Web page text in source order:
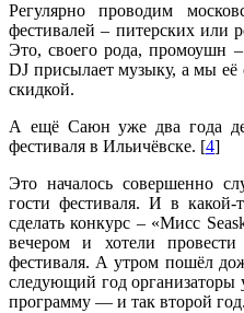
Регулярно проводим
фестивалей – питерских или
Это, своего рода, промоушн
DJ присылает музыку, а мы
скидкой.
А ещё Саюн уже два года
фестиваля в Ильичёвске. [4]
Это началось совершенно
гости фестиваля. И в
сделать конкурс – «Мисс
вечером и хотели
фестиваля. А утром пошёл
следующий год организаторы
программу — и так второй год.